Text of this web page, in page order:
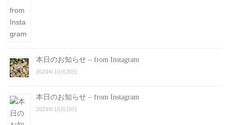
本日のお知らせ – from Instagram
2024年10月20日
本日のお知らせ – from Instagram
2024年10月19日